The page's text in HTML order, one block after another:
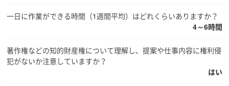
一日に作業ができる時間（1週間平均）はどれくらいありますか？
4～6時間
著作権などの知的財産権について理解し、提案や仕事内容に権利侵
犯がないか注意していますか？
はい